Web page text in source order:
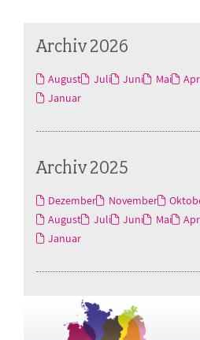
Archiv 2026
August Juli Juni Mai
Januar
Archiv 2025
Dezember November
August
Juli Juni Mai
Januar